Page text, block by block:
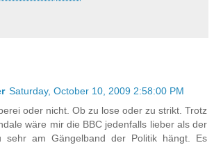
Saturday, October 10, 2009 2:58:00 PM
oder nicht. Ob zu lose oder zu strikt. Trotz
wäre mir die BBC jedenfalls lieber als der
sehr am Gängelband der Politik hängt. Es